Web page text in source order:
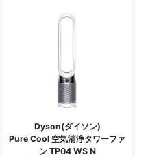
Dyson(ダイソン)
Pure Cool 空気清浄タワーファ
ン TP04 WS N